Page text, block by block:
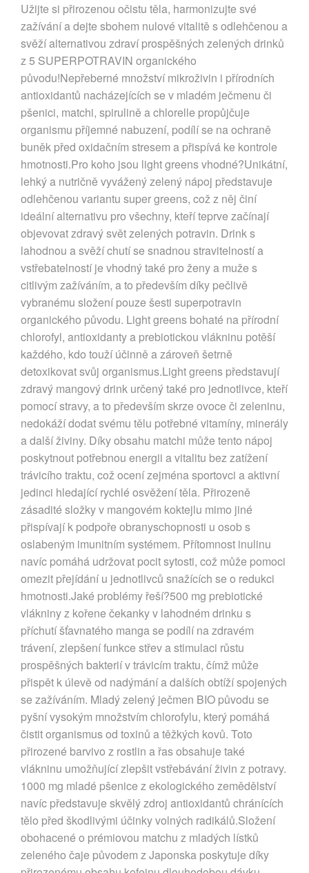
Užijte si přirozenou očistu těla, harmonizujte své
zažívání a dejte sbohem nulové vitalitě s odlehčenou a
svěží alternativou zdraví prospěšných zelených drinků
z 5 SUPERPOTRAVIN organického
původu!Nepřeberné množství mikroživin i přírodních
antioxidantů nacházejících se v mladém ječmenu či
pšenici, matchi, spirulině a chlorelle propůjčuje
organismu příjemné nabuzení, podílí se na ochraně
buněk před oxidačním stresem a přispívá ke kontrole
hmotnosti.Pro koho jsou light greens vhodné?Unikátní,
lehký a nutričně vyvážený zelený nápoj představuje
odlehčenou variantu super greens, což z něj činí
ideální alternativu pro všechny, kteří teprve začínají
objevovat zdravý svět zelených potravin. Drink s
lahodnou a svěží chutí se snadnou stravitelností a
vstřebatelností je vhodný také pro ženy a muže s
citlivým zažíváním, a to především díky pečlivě
vybranému složení pouze šesti superpotravin
organického původu. Light greens bohaté na přírodní
chlorofyl, antioxidanty a prebiotickou vlákninu potěší
každého, kdo touží účinně a zároveň šetrně
detoxikovat svůj organismus.Light greens představují
zdravý mangový drink určený také pro jednotlivce, kteří
pomocí stravy, a to především skrze ovoce či zeleninu,
nedokáží dodat svému tělu potřebné vitamíny, minerály
a další živiny. Díky obsahu matchi může tento nápoj
poskytnout potřebnou energii a vitalitu bez zatížení
trávicího traktu, což ocení zejména sportovci a aktivní
jedinci hledající rychlé osvěžení těla. Přirozeně
zásadité složky v mangovém koktejlu mimo jiné
přispívají k podpoře obranyschopnosti u osob s
oslabeným imunitním systémem. Přítomnost inulinu
navíc pomáhá udržovat pocit sytosti, což může pomoci
omezit přejídání u jednotlivců snažících se o redukci
hmotnosti.Jaké problémy řeší?500 mg prebiotické
vlákniny z kořene čekanky v lahodném drinku s
příchutí šťavnatého manga se podílí na zdravém
trávení, zlepšení funkce střev a stimulaci růstu
prospěšných bakterií v trávicím traktu, čímž může
přispět k úlevě od nadýmání a dalších obtíží spojených
se zažíváním. Mladý zelený ječmen BIO původu se
pyšní vysokým množstvím chlorofylu, který pomáhá
čistit organismus od toxinů a těžkých kovů. Toto
přirozené barvivo z rostlin a řas obsahuje také
vlákninu umožňující zlepšit vstřebávání živin z potravy.
1000 mg mladé pšenice z ekologického zemědělství
navíc představuje skvělý zdroj antioxidantů chránících
tělo před škodlivými účinky volných radikálů.Složení
obohacené o prémiovou matchu z mladých lístků
zeleného čaje původem z Japonska poskytuje díky